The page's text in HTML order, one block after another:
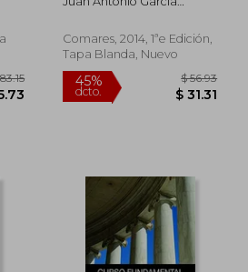
45%
dcto.
Derecho: Debates
Comares, 2014, 1ªe Edición,
Tapa Blanda, Nuevo